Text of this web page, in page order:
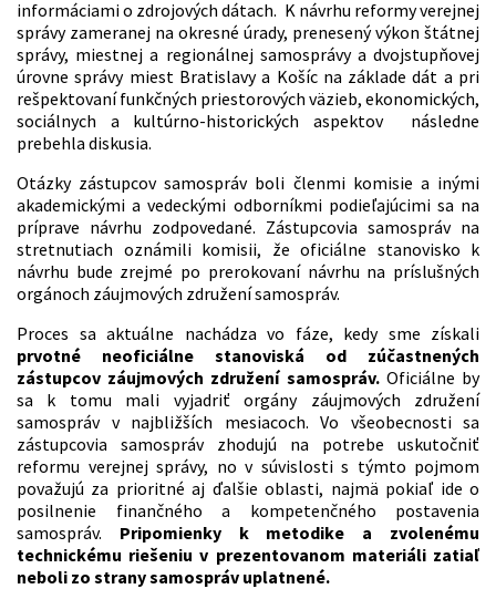
informáciami o zdrojových dátach. K návrhu reformy verejnej
správy zameranej na okresné úrady, prenesený výkon štátnej
správy, miestnej a regionálnej samosprávy a dvojstupňovej
úrovne správy miest Bratislavy a Košíc na základe dát a pri
rešpektovaní funkčných priestorových väzieb, ekonomických,
sociálnych a kultúrno-historických aspektov následne
prebehla diskusia.
Otázky zástupcov samospráv boli členmi komisie a inými
akademickými a vedeckými odborníkmi podieľajúcimi sa na
príprave návrhu zodpovedané. Zástupcovia samospráv na
stretnutiach oznámili komisii, že oficiálne stanovisko k
návrhu bude zrejmé po prerokovaní návrhu na príslušných
orgánoch záujmových združení samospráv.
Proces sa aktuálne nachádza vo fáze, kedy sme získali
prvotné neoficiálne stanoviská od zúčastnených
zástupcov záujmových združení samospráv.Oficiálne by
sa k tomu mali vyjadriť orgány záujmových združení
samospráv v najbližších mesiacoch. Vo všeobecnosti sa
zástupcovia samospráv zhodujú na potrebe uskutočniť
reformu verejnej správy, no v súvislosti s týmto pojmom
považujú za prioritné aj ďalšie oblasti, najmä pokiaľ ide o
posilnenie finančného a kompetenčného postavenia
samospráv. Pripomienky k metodike a zvolenému
technickému riešeniu v prezentovanom materiáli zatiaľ
neboli zo strany samospráv uplatnené.